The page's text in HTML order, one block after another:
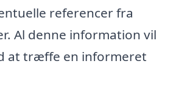
referencer fra
Al denne information vil
at træffe en informeret